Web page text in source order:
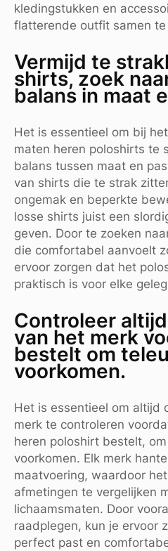
kledingstukken en
flatterende outfit samen te
Vermijd te
shirts, zoek
balans in maat
Het is essentieel om bij
maten heren poloshirts te
balans tussen maat en
van shirts die te strak
ongemak en beperkte
losse shirts juist een
geven. Door te zoeken
die comfortabel aanvoelt
ervoor zorgen dat het
praktisch is voor elke
Controleer
van het merk
bestelt om
voorkomen.
Het is essentieel om altijd
merk te controleren
heren poloshirt bestelt,
voorkomen. Elk merk
maatvoering, waardoor
afmetingen te vergelijken
lichaamsmaten. Door
raadplegen, kun je ervoor
perfect past en